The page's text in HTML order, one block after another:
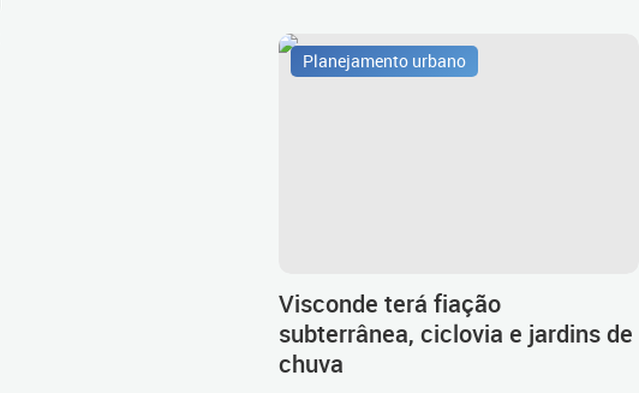
Planejamento urbano
Visconde terá fiação
subterrânea, ciclovia e jardins de
chuva